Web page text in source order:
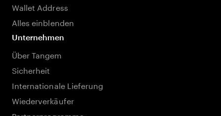
Wallet Address
Alles einblenden
Unternehmen
Über Tangem
Sicherheit
Internationale Lieferung
Wiederverkäufer